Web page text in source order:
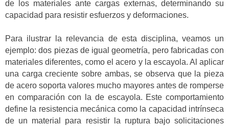
de los materiales ante cargas externas, determinando su
capacidad para resistir esfuerzos y deformaciones.
Para ilustrar la relevancia de esta disciplina, veamos un
ejemplo: dos piezas de igual geometría, pero fabricadas con
materiales diferentes, como el acero y la escayola. Al aplicar
una carga creciente sobre ambas, se observa que la pieza
de acero soporta valores mucho mayores antes de romperse
en comparación con la de escayola. Este comportamiento
define la resistencia mecánica como la capacidad intrínseca
de un material para resistir la ruptura bajo solicitaciones